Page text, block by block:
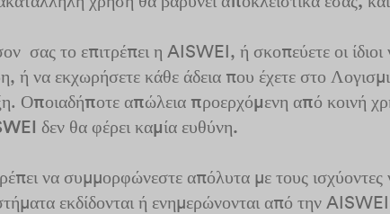
σας το επιτρέπει η AISWEI, ή σκοπεύετε οι ίδιοι
ή να εκχωρήσετε κάθε άδεια που έχετε στο
Οποιαδήποτε απώλεια προερχόμενη από κοινή
δεν θα φέρει καμία ευθύνη.
να συμμορφώνεστε απόλυτα με τους ισχύοντες
εκδίδονται ή ενημερώνονται από την